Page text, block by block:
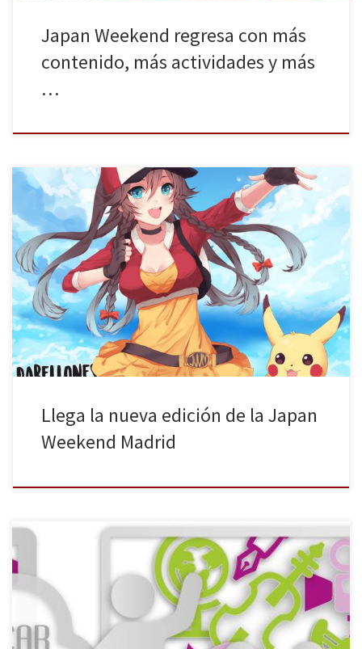
Japan Weekend regresa con más
contenido, más actividades y más
…
Uno de los mayores eventos relacionados con el manga y la
cultura japonesa está a punto de aterrizar en Madrid. Por segunda
vez consecutiva, el recinto ferial Ifema acogerá a los miles de
aficionados de este mundillo cada vez más y más popular,
aumentando esta edición a dos los pabellones […]
Llega la nueva edición de la Japan
Weekend Madrid
La necesidad de promover el aprendizaje personalizado,
fomentar el pensamiento computacional en las aulas o aspirar a la
innovación en la escuela para incitar a la comunidad educativa a la
acción con algunos de los temas de gran interés que